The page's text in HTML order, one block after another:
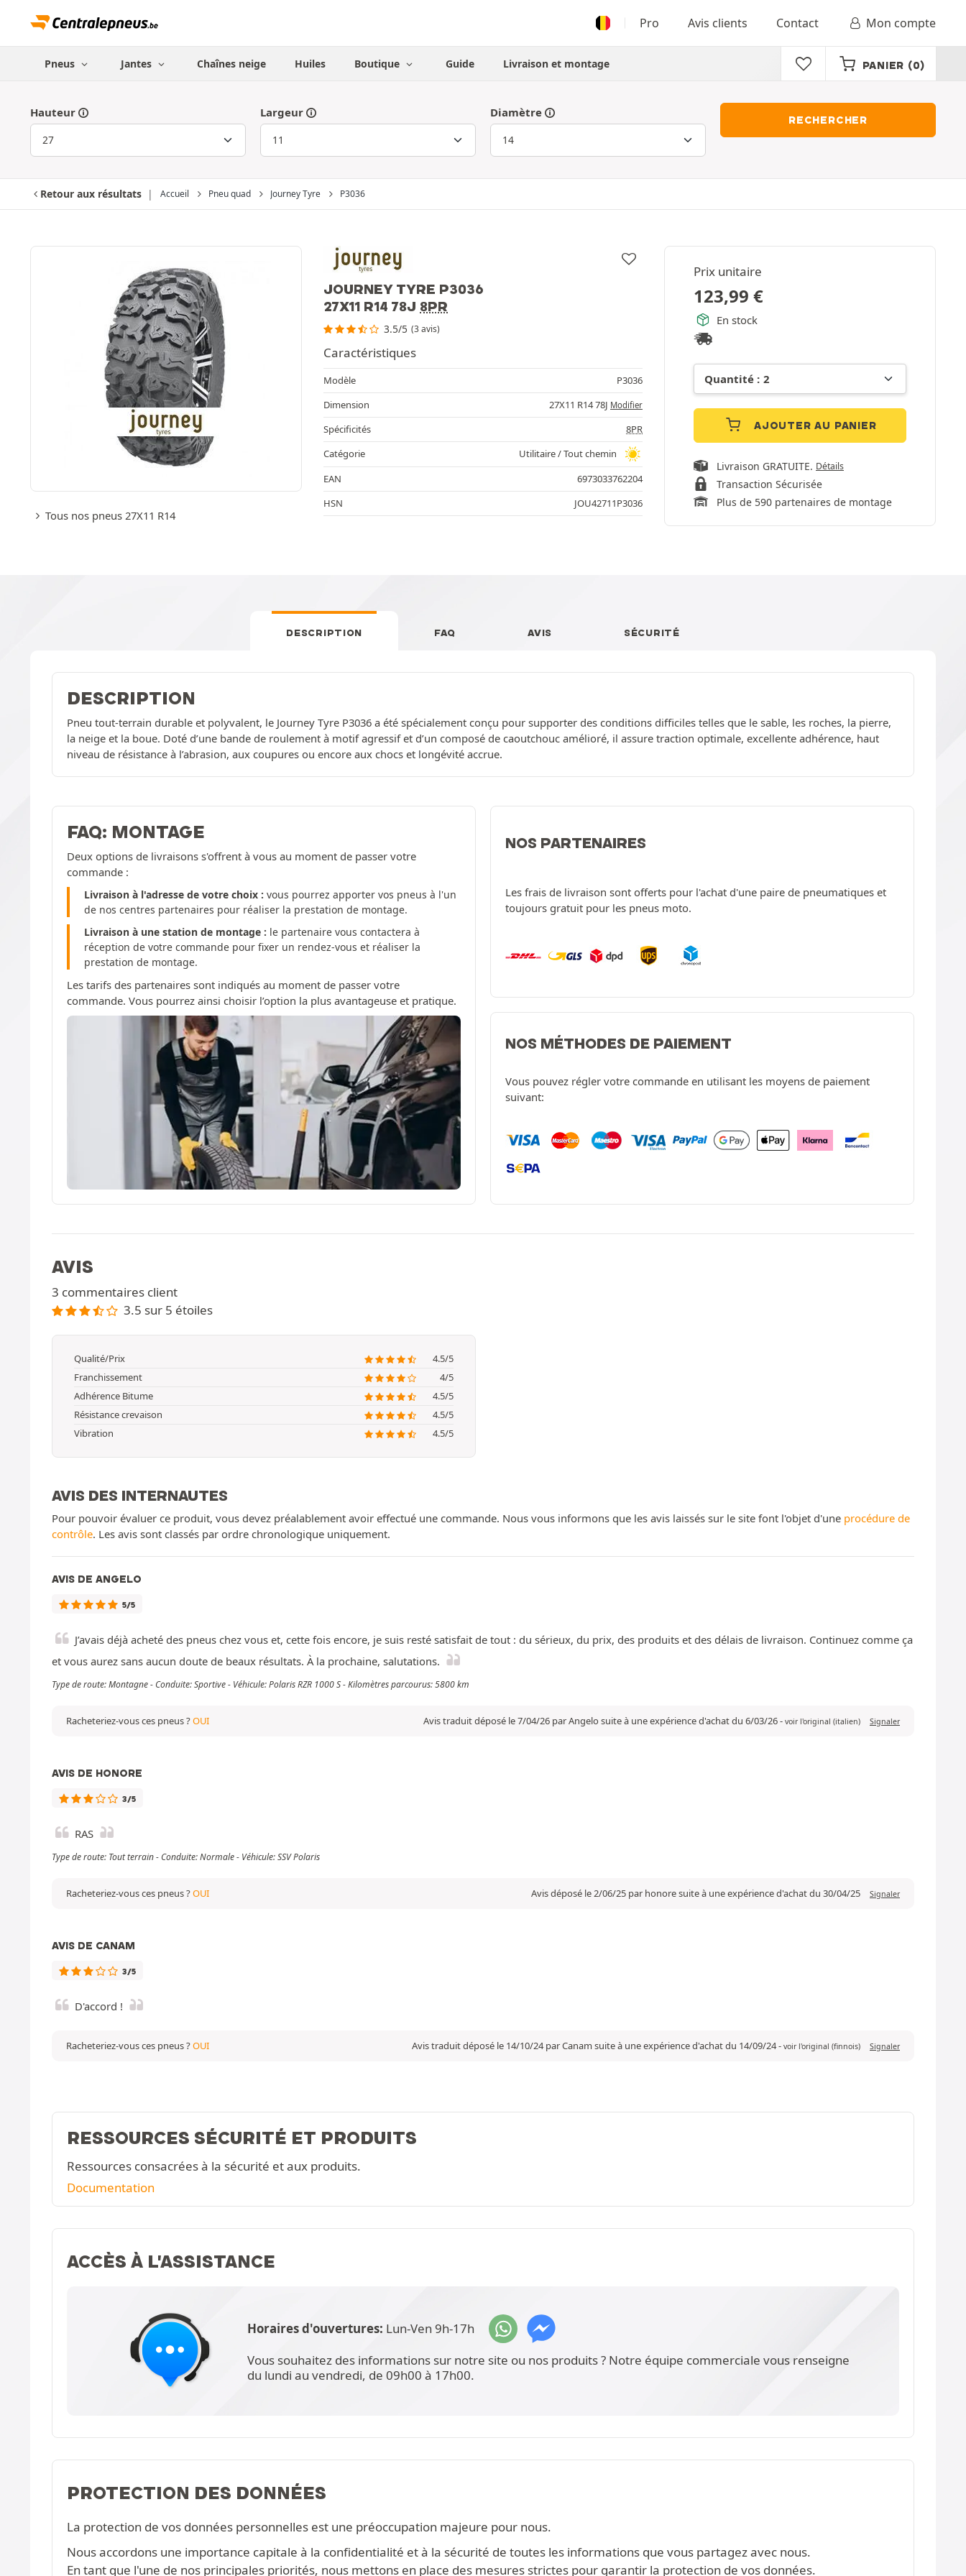
Pro Avis clients Contact Mon compte
Pneus Jantes Chaînes neige Huiles Boutique Guide Livraison et montage PANIER (0)
Hauteur Largeur Diamètre
RECHERCHER
Retour aux résultats Accueil Pneu quad Journey Tyre P3036
JOURNEY TYRE P3036
27X11 R14 78J 8PR
3.5/5 (3 avis)
Tous nos pneus 27X11 R14
Prix unitaire
123,99 €
En stock
AJOUTER AU PANIER
Livraison GRATUITE. Détails
Transaction Sécurisée
Plus de 590 partenaires de montage
Caractéristiques
Modèle
P3036
Dimension
27X11 R14 78J Modifier
Spécificités
8PR
Catégorie
Utilitaire / Tout chemin
EAN
6973033762204
HSN
JOU42711P3036
DESCRIPTION FAQ AVIS SÉCURITÉ
DESCRIPTION
Pneu tout-terrain durable et polyvalent, le Journey Tyre P3036 a été spécialement conçu pour supporter des conditions difficiles telles que le sable, les roches, la pierre,
la neige et la boue. Doté d’une bande de roulement à motif agressif et d’un composé de caoutchouc amélioré, il assure traction optimale, excellente adhérence, haut
niveau de résistance à l’abrasion, aux coupures ou encore aux chocs et longévité accrue.
FAQ: MONTAGE
Deux options de livraisons s'offrent à vous au moment de passer votre
commande :
Livraison à l'adresse de votre choix : vous pourrez apporter vos pneus à l'un
de nos centres partenaires pour réaliser la prestation de montage.
Livraison à une station de montage : le partenaire vous contactera à
réception de votre commande pour fixer un rendez-vous et réaliser la
prestation de montage.
Les tarifs des partenaires sont indiqués au moment de passer votre
commande. Vous pourrez ainsi choisir l’option la plus avantageuse et pratique.
NOS PARTENAIRES
Les frais de livraison sont offerts pour l'achat d'une paire de pneumatiques et
toujours gratuit pour les pneus moto.
NOS MÉTHODES DE PAIEMENT
Vous pouvez régler votre commande en utilisant les moyens de paiement
suivant:
AVIS
3 commentaires client
3.5 sur 5 étoiles
Qualité/Prix
4.5/5
Franchissement
4/5
Adhérence Bitume
4.5/5
Résistance crevaison
4.5/5
Vibration
4.5/5
AVIS DES INTERNAUTES
Pour pouvoir évaluer ce produit, vous devez préalablement avoir effectué une commande. Nous vous informons que les avis laissés sur le site font l'objet d'une procédure de
contrôle. Les avis sont classés par ordre chronologique uniquement.
AVIS DE ANGELO
5/5
J’avais déjà acheté des pneus chez vous et, cette fois encore, je suis resté satisfait de tout : du sérieux, du prix, des produits et des délais de livraison. Continuez comme ça
et vous aurez sans aucun doute de beaux résultats. À la prochaine, salutations.
Type de route: Montagne - Conduite: Sportive - Véhicule: Polaris RZR 1000 S - Kilomètres parcourus: 5800 km
Avis traduit déposé le 7/04/26 par Angelo suite à une expérience d'achat du 6/03/26- voir l'original (italien) Signaler
Racheteriez-vous ces pneus ?OUI
AVIS DE HONORE
3/5
RAS
Type de route: Tout terrain - Conduite: Normale - Véhicule: SSV Polaris
Avis déposé le 2/06/25 par honore suite à une expérience d'achat du 30/04/25 Signaler
Racheteriez-vous ces pneus ?OUI
AVIS DE CANAM
3/5
D'accord !
Avis traduit déposé le 14/10/24 par Canam suite à une expérience d'achat du 14/09/24- voir l'original (finnois) Signaler
Racheteriez-vous ces pneus ?OUI
RESSOURCES SÉCURITÉ ET PRODUITS
Ressources consacrées à la sécurité et aux produits.
Documentation
ACCÈS À L'ASSISTANCE
Horaires d'ouvertures: Lun-Ven 9h-17h
Vous souhaitez des informations sur notre site ou nos produits ? Notre équipe commerciale vous renseigne
du lundi au vendredi, de 09h00 à 17h00.
PROTECTION DES DONNÉES
La protection de vos données personnelles est une préoccupation majeure pour nous.
Nous accordons une importance capitale à la confidentialité et à la sécurité de toutes les informations que vous partagez avec nous.
En tant que l'une de nos principales priorités, nous mettons en place des mesures strictes pour garantir la protection de vos données.